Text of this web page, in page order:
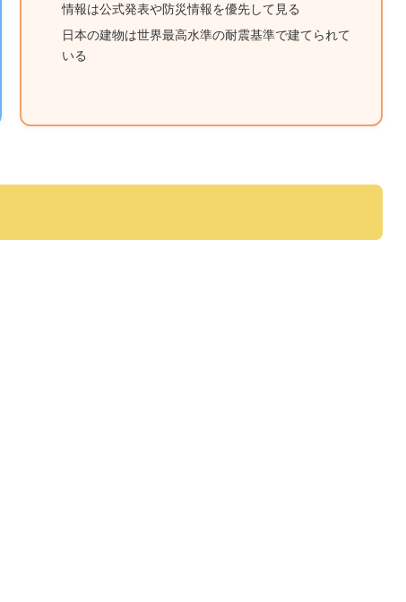
情報は公式発表や防災情報を優先して見る
日本の建物は世界最高水準の耐震基準で建てられて
いる